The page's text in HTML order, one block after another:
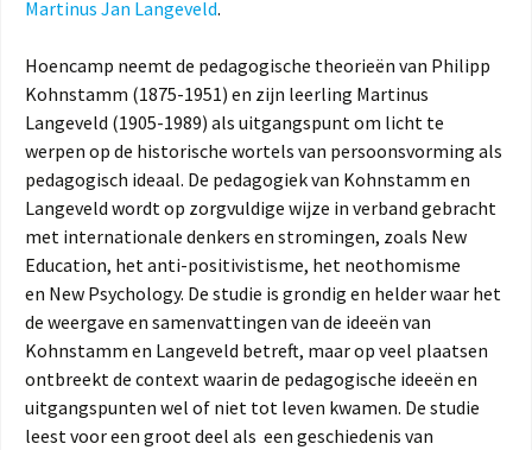
Martinus Jan Langeveld.
Hoencamp neemt de pedagogische theorieën van Philipp
Kohnstamm (1875-1951) en zijn leerling Martinus
Langeveld (1905-1989) als uitgangspunt om licht te
werpen op de historische wortels van persoonsvorming als
pedagogisch ideaal. De pedagogiek van Kohnstamm en
Langeveld wordt op zorgvuldige wijze in verband gebracht
met internationale denkers en stromingen, zoals New
Education, het anti-positivistisme, het neothomisme
en New Psychology. De studie is grondig en helder waar het
de weergave en samenvattingen van de ideeën van
Kohnstamm en Langeveld betreft, maar op veel plaatsen
ontbreekt de context waarin de pedagogische ideeën en
uitgangspunten wel of niet tot leven kwamen. De studie
leest voor een groot deel als een geschiedenis van